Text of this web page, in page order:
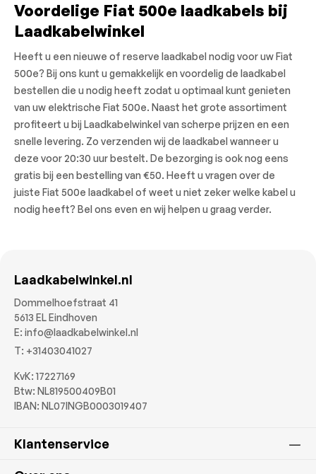
Voordelige Fiat 500e laadkabels bij
Laadkabelwinkel
Heeft u een nieuwe of reserve laadkabel nodig voor uw Fiat
500e? Bij ons kunt u gemakkelijk en voordelig de laadkabel
bestellen die u nodig heeft zodat u optimaal kunt genieten
van uw elektrische Fiat 500e. Naast het grote assortiment
profiteert u bij Laadkabelwinkel van scherpe prijzen en een
snelle levering. Zo verzenden wij de laadkabel wanneer u
deze voor 20:30 uur bestelt. De bezorging is ook nog eens
gratis bij een bestelling van €50. Heeft u vragen over de
juiste Fiat 500e laadkabel of weet u niet zeker welke kabel u
nodig heeft? Bel ons even en wij helpen u graag verder.
Laadkabelwinkel.nl
Dommelhoefstraat 41
5613 EL Eindhoven
E: info@laadkabelwinkel.nl
T: +31403041027
KvK: 17227169
Btw: NL819500409B01
IBAN: NL07INGB0003019407
Klantenservice